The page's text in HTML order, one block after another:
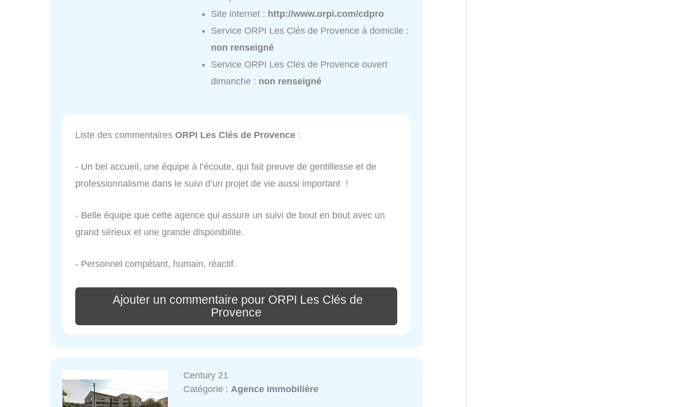
Site internet : http://www.orpi.com/cdpro
Service ORPI Les Clés de Provence à domicile :
non renseigné
Service ORPI Les Clés de Provence ouvert
dimanche : non renseigné
Liste des commentaires ORPI Les Clés de Provence :
- Un bel accueil, une équipe à l’écoute, qui fait preuve de gentillesse et de
professionnalisme dans le suivi d’un projet de vie aussi important !
- Belle équipe que cette agence qui assure un suivi de bout en bout avec un
grand sérieux et une grande disponibilite.
- Personnel compétant, humain, réactif.
Ajouter un commentaire pour ORPI Les Clés de
Provence
Century 21
Catégorie : Agence immobilière